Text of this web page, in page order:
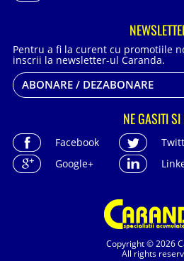
Copyright © 2026
All rights
Pentru a fi la curent cu promotiile
inscrii la newsletter-ul Caranda.
ABONARE / DEZABONARE
NE GASITI SI
Facebook
Google+